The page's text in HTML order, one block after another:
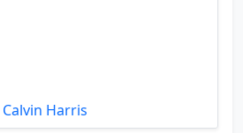
Calvin Harris